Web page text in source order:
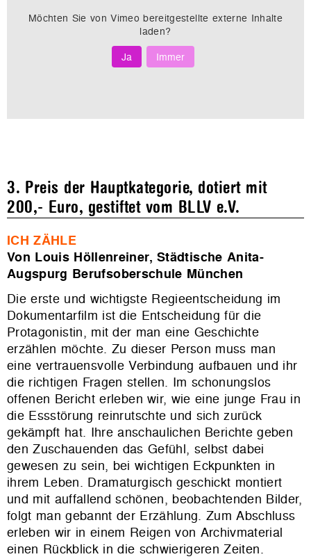
Möchten Sie vonVimeo bereitgestellte externe Inhalte
laden?
Ja
Immer
3. Preis der Hauptkategorie, dotiert mit
200,- Euro, gestiftet vom BLLV e.V.
ICH ZÄHLE
Von Louis Höllenreiner, Städtische Anita-
Augspurg Berufsoberschule München
Die erste und wichtigste Regieentscheidung im
Dokumentarfilm ist die Entscheidung für die
Protagonistin, mit der man eine Geschichte
erzählen möchte. Zu dieser Person muss man
eine vertrauensvolle Verbindung aufbauen und ihr
die richtigen Fragen stellen. Im schonungslos
offenen Bericht erleben wir, wie eine junge Frau in
die Essstörung reinrutschte und sich zurück
gekämpft hat. Ihre anschaulichen Berichte geben
den Zuschauenden das Gefühl, selbst dabei
gewesen zu sein, bei wichtigen Eckpunkten in
ihrem Leben. Dramaturgisch geschickt montiert
und mit auffallend schönen, beobachtenden Bilder,
folgt man gebannt der Erzählung. Zum Abschluss
erleben wir in einem Reigen von Archivmaterial
einen Rückblick in die schwierigeren Zeiten.